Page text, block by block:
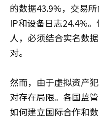
的数据43.9%，交易
IP和设备日志24.4%
人，必须结合实名数
对。
然而，由于虚拟资产
对存在局限。各国监
如何建立国际合作和